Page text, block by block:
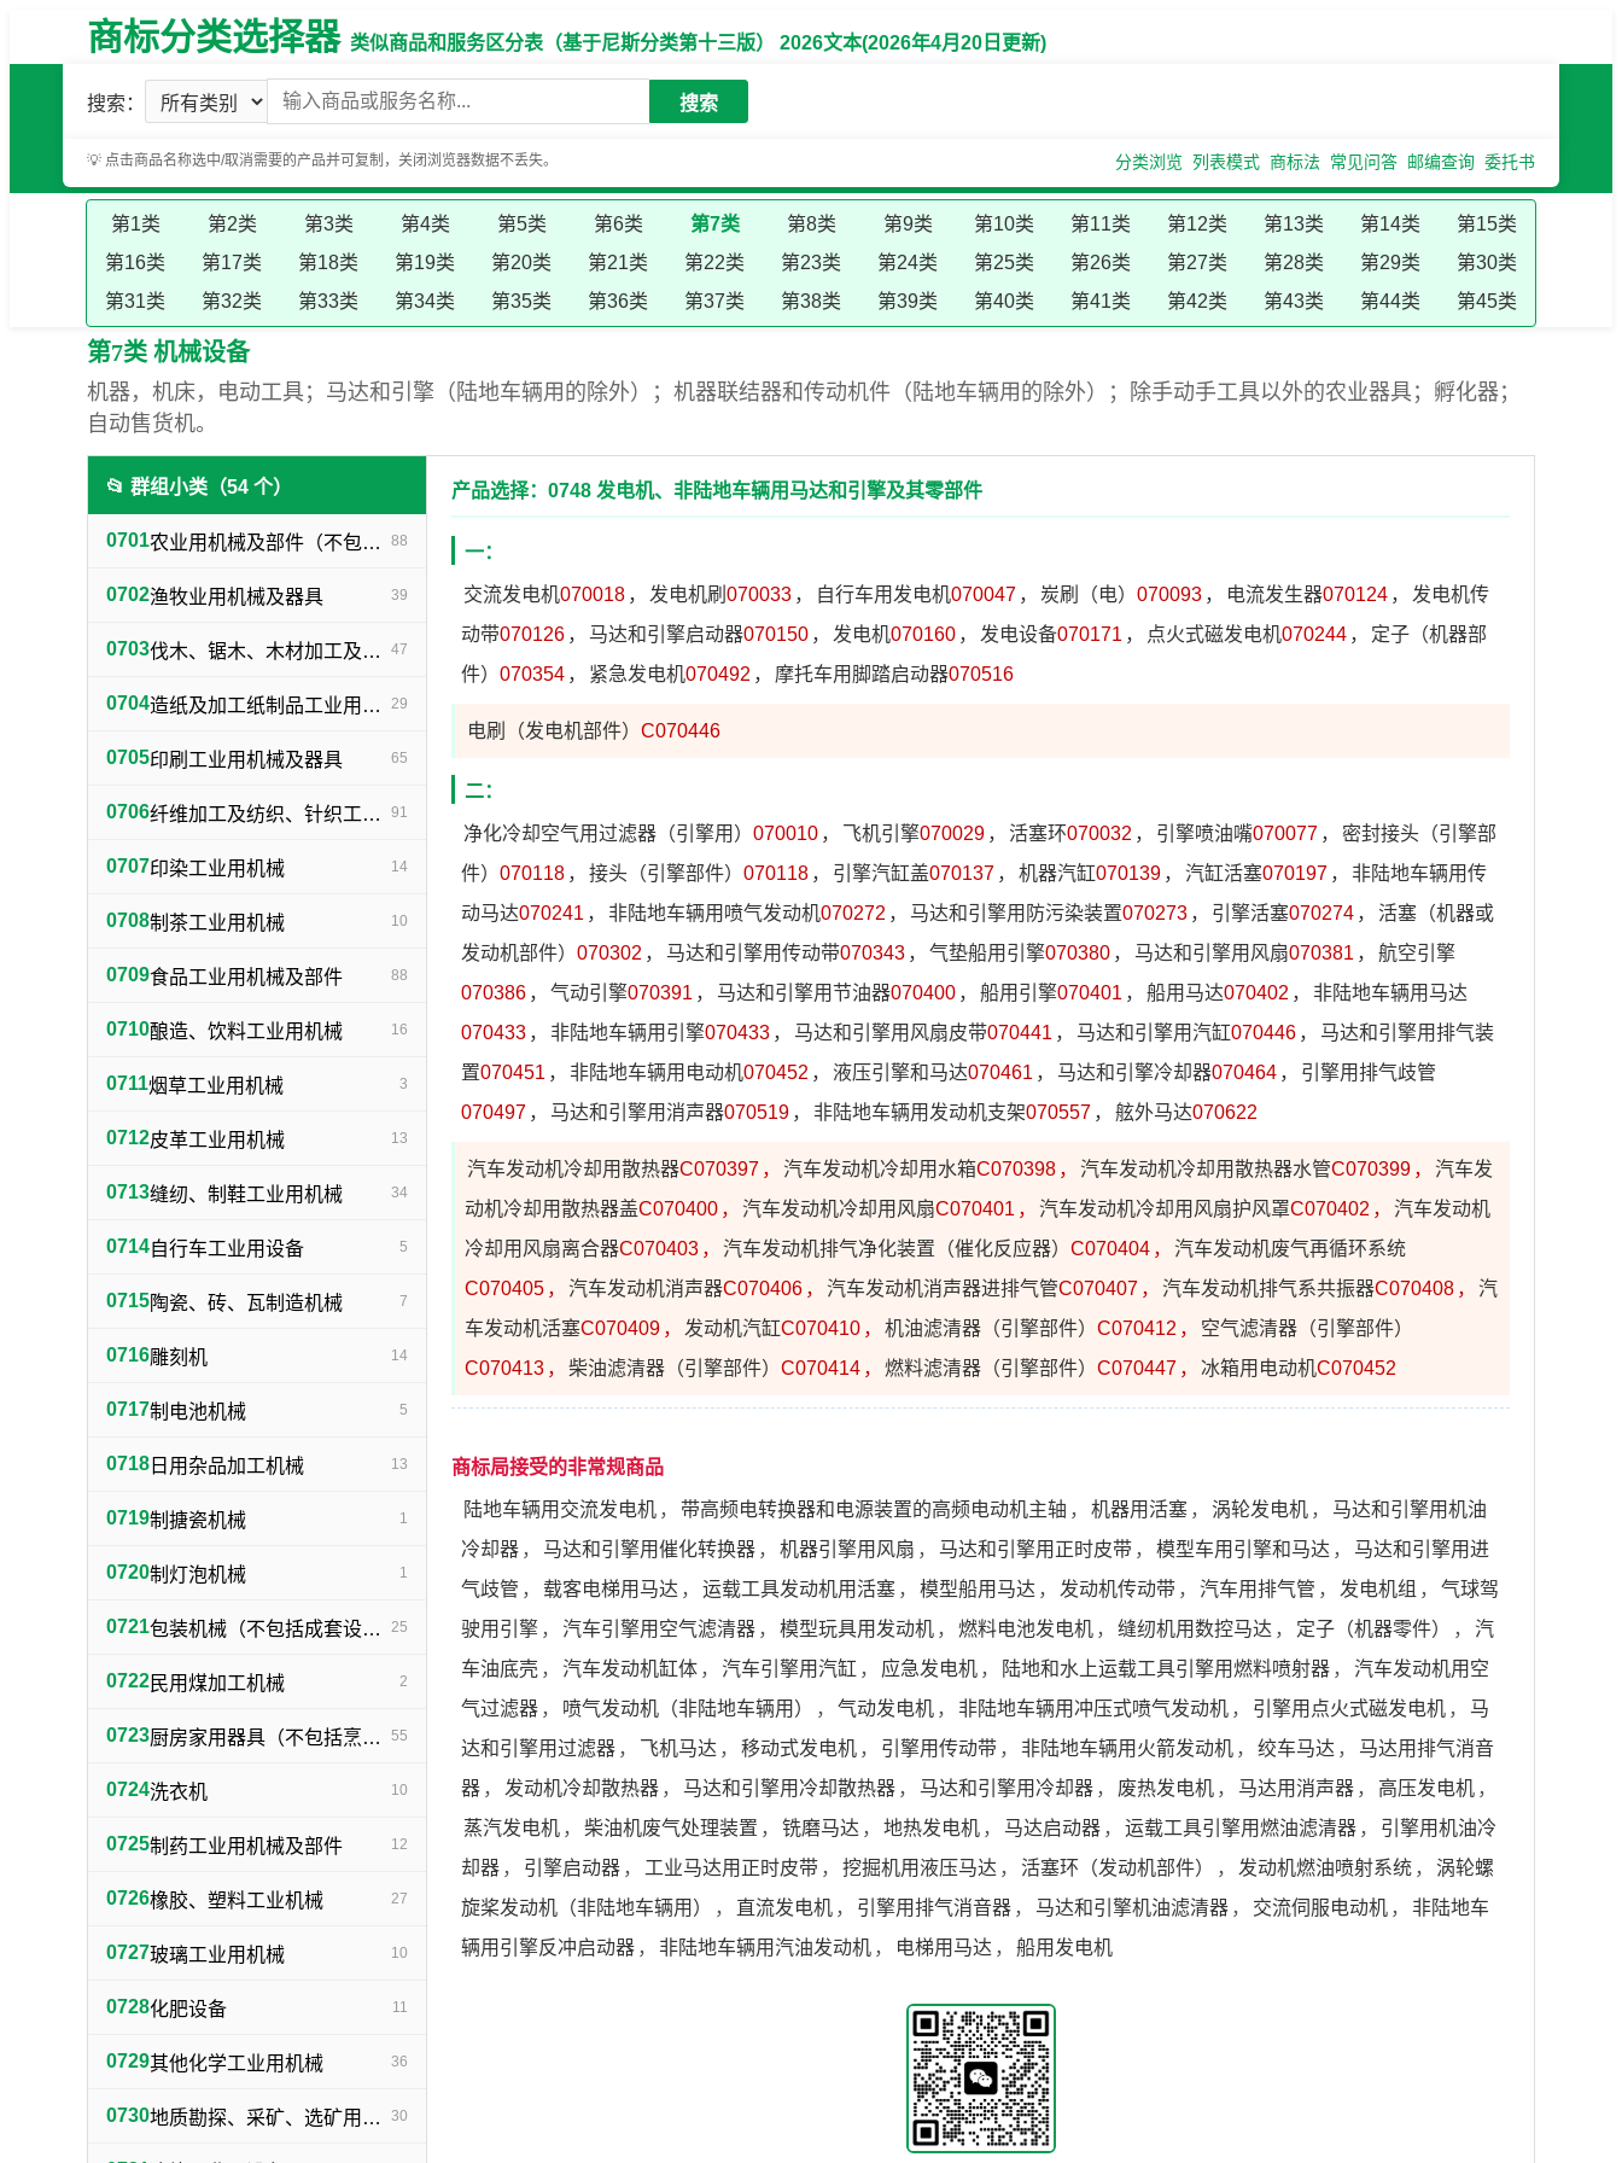
商标分类选择器类似商品和服务区分表（基于尼斯分类第十三版） 2026文本(2026年4月20日更新)
搜索： 搜索
💡 点击商品名称选中/取消需要的产品并可复制，关闭浏览器数据不丢失。 分类浏览 列表模式 商标法 常见问答 邮编查询 委托书
第1类 第2类 第3类 第4类 第5类 第6类 第7类 第8类 第9类 第10类 第11类 第12类 第13类 第14类
第15类
第16类
第17类 第18类 第19类 第20类 第21类 第22类 第23类 第24类 第25类 第26类 第27类 第28类 第29类
第30类
第31类
第32类 第33类 第34类 第35类 第36类 第37类 第38类 第39类 第40类 第41类 第42类 第43类 第44类 第45类
第7类 机械设备
机器，机床，电动工具；马达和引擎（陆地车辆用的除外）；机器联结器和传动机件（陆地车辆用的除外）；除手动手工具以外的农业器具；孵化器；
自动售货机。
📂 群组小类（54 个）
0701 农业用机械及部件（不包括小农具） 88
0702渔牧业用机械及器具 39
0703 伐木、锯木、木材加工及火柴生产用机械及器具 47
0704 造纸及加工纸制品工业用机械及器具 29
0705印刷工业用机械及器具 65
0706 纤维加工及纺织、针织工业用机械及部件 91
0707印染工业用机械 14
0708制茶工业用机械 10
0709食品工业用机械及部件 88
0710酿造、饮料工业用机械 16
0711烟草工业用机械 3
0712皮革工业用机械 13
0713缝纫、制鞋工业用机械 34
0714自行车工业用设备 5
0715陶瓷、砖、瓦制造机械 7
0716雕刻机 14
0717制电池机械 5
0718 日用杂品加工机械 13
0719制搪瓷机械 1
0720制灯泡机械 1
0721 包装机械（不包括成套设备专用包装机械） 25
0722民用煤加工机械 2
0723 厨房家用器具（不包括烹调、电气加热设备及厨房手工具） 55
0724洗衣机 10
0725制药工业用机械及部件 12
0726橡胶、塑料工业机械 27
0727玻璃工业用机械 10
0728化肥设备 11
0729其他化学工业用机械 36
0730 地质勘探、采矿、选矿用机械 30
产品选择：0748 发电机、非陆地车辆用马达和引擎及其零部件
一：
交流发电机070018 ， 发电机刷 070033 ， 自行车用发电机070047 ， 炭刷（电） 070093 ， 电流发生器070124 ，
发电机传
动带070126 ， 马达和引擎启动器070150 ， 发电机070160 ， 发电设备070171 ， 点火式磁发电机070244 ，
定子（机器部
件） 070354 ， 紧急发电机070492 ， 摩托车用脚踏启动器070516
电刷（发电机部件） C070446
二：
净化冷却空气用过滤器（引擎用） 070010 ， 飞机引擎070029 ， 活塞环070032 ， 引擎喷油嘴070077 ，
密封接头（引擎部
件） 070118 ， 接头（引擎部件） 070118 ， 引擎汽缸盖070137 ， 机器汽缸070139 ， 汽缸活塞070197 ，
非陆地车辆用传
动马达070241 ， 非陆地车辆用喷气发动机070272 ， 马达和引擎用防污染装置070273 ， 引擎活塞070274 ，
活塞（机器或
发动机部件） 070302 ， 马达和引擎用传动带070343 ， 气垫船用引擎070380 ， 马达和引擎用风扇070381 ，
航空引擎
070386 ， 气动引擎070391 ， 马达和引擎用节油器070400 ， 船用引擎070401 ， 船用马达070402 ，
非陆地车辆用马达
070433 ， 非陆地车辆用引擎070433 ， 马达和引擎用风扇皮带070441 ， 马达和引擎用汽缸070446 ，
马达和引擎用排气装
置070451 ， 非陆地车辆用电动机070452 ， 液压引擎和马达070461 ， 马达和引擎冷却器070464 ，
引擎用排气歧管
070497 ， 马达和引擎用消声器070519 ， 非陆地车辆用发动机支架070557 ， 舷外马达070622
汽车发动机冷却用散热器C070397 ， 汽车发动机冷却用水箱C070398 ， 汽车发动机冷却用散热器水管C070399 ，
汽车发
动机冷却用散热器盖C070400 ， 汽车发动机冷却用风扇C070401 ， 汽车发动机冷却用风扇护风罩C070402 ，
汽车发动机
冷却用风扇离合器C070403 ， 汽车发动机排气净化装置（催化反应器） C070404 ，
汽车发动机废气再循环系统
C070405 ， 汽车发动机消声器C070406 ， 汽车发动机消声器进排气管C070407 ， 汽车发动机排气系共振器C070408 ，
汽
车发动机活塞C070409 ， 发动机汽缸C070410 ， 机油滤清器（引擎部件） C070412 ，
空气滤清器（引擎部件）
C070413 ， 柴油滤清器（引擎部件） C070414 ， 燃料滤清器（引擎部件） C070447 ， 冰箱用电动机C070452
商标局接受的非常规商品
陆地车辆用交流发电机 ， 带高频电转换器和电源装置的高频电动机主轴 ， 机器用活塞 ， 涡轮发电机 ，
马达和引擎用机油
冷却器 ， 马达和引擎用催化转换器 ， 机器引擎用风扇 ， 马达和引擎用正时皮带 ， 模型车用引擎和马达 ，
马达和引擎用进
气歧管 ， 载客电梯用马达 ， 运载工具发动机用活塞 ， 模型船用马达 ， 发动机传动带 ， 汽车用排气管 ， 发电机组 ，
气球驾
驶用引擎 ， 汽车引擎用空气滤清器 ， 模型玩具用发动机 ， 燃料电池发电机 ， 缝纫机用数控马达 ， 定子（机器零件） ，
汽
车油底壳 ， 汽车发动机缸体 ， 汽车引擎用汽缸 ， 应急发电机 ， 陆地和水上运载工具引擎用燃料喷射器 ，
汽车发动机用空
气过滤器 ， 喷气发动机（非陆地车辆用） ， 气动发电机 ， 非陆地车辆用冲压式喷气发动机 ， 引擎用点火式磁发电机 ，
马
达和引擎用过滤器 ， 飞机马达 ， 移动式发电机 ， 引擎用传动带 ， 非陆地车辆用火箭发动机 ， 绞车马达 ，
马达用排气消音
器 ， 发动机冷却散热器 ， 马达和引擎用冷却散热器 ， 马达和引擎用冷却器 ， 废热发电机 ， 马达用消声器 ， 高压发电机 ，
蒸汽发电机 ， 柴油机废气处理装置 ， 铣磨马达 ， 地热发电机 ， 马达启动器 ， 运载工具引擎用燃油滤清器 ，
引擎用机油冷
却器 ， 引擎启动器 ， 工业马达用正时皮带 ， 挖掘机用液压马达 ， 活塞环（发动机部件） ， 发动机燃油喷射系统 ，
涡轮螺
旋桨发动机（非陆地车辆用）
， 直流发电机 ， 引擎用排气消音器 ， 马达和引擎机油滤清器 ， 交流伺服电动机 ，
非陆地车
辆用引擎反冲启动器 ， 非陆地车辆用汽油发动机 ， 电梯用马达 ， 船用发电机